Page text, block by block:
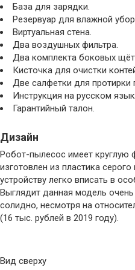
База для зарядки.
Резервуар для влажной
Виртуальная стена.
Два воздушных фильтра.
Два комплекта боковых
Кисточка для очистки
Две салфетки для протирки
Инструкция на русском
Гарантийный талон.
Дизайн
Робот-пылесос имеет круглую
изготовлен из пластика
устройству легко вписать в
Выглядит данная модель
солидно, несмотря на
(16 тыс. рублей в 2019 году).
Вид сверху